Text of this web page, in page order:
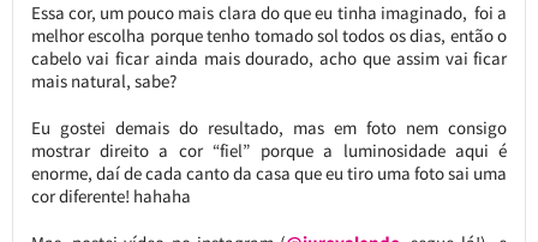
Essa cor, um pouco mais clara do que eu tinha imaginado, foi a
melhor escolha porque tenho tomado sol todos os dias, então o
cabelo vai ficar ainda mais dourado, acho que assim vai ficar
mais natural, sabe?
Eu gostei demais do resultado, mas em foto nem consigo
mostrar direito a cor “fiel” porque a luminosidade aqui é
enorme, daí de cada canto da casa que eu tiro uma foto sai uma
cor diferente! hahaha